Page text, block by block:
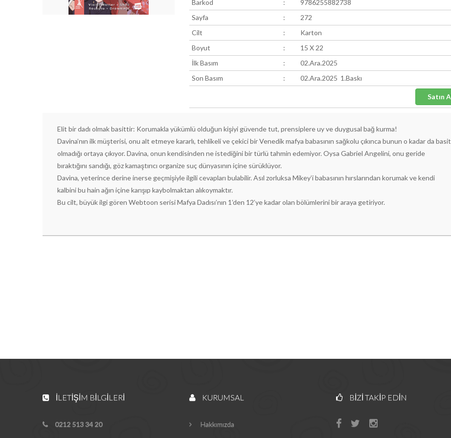
Barkod :
9786255882738
Sayfa
:
272
Cilt
:
Karton
Boyut
:
15 X 22
İlk Basım
:
02.Ara.2025
Son Basım
: 02.Ara.2025 1.Baskı
Elit bir dadı olmak basittir: Korumakla yükümlü olduğun kişiyi güvende tut, prensiplere uy ve duygusal bağ kurma!
Davina’nın ilk müşterisi, onu alt etmeye kararlı, tehlikeli ve çekici bir Venedik mafya babasının sağkolu çıkınca bunun o kadar da basit
olmadığı ortaya çıkıyor. Davina, onun kendisinden ne istediğini bir türlü tahmin edemiyor. Oysa Gabriel Angelini, onu geride
bıraktığını sandığı, göz kamaştırıcı organize suç dünyasının içine sürüklüyor.
Davina, yeterince derine inerse geçmişiyle ilgili cevapları bulabilir. Asıl zorluksa Mikey’i babasının hırslarından korumak ve kendi
kalbini bu hain ağın içine karışıp kaybolmaktan alıkoymaktır.
Bu cilt, büyük ilgi gören Webtoon serisi Mafya Dadısı’nın 1’den 12’ye kadar olan bölümlerini bir araya getiriyor.
İLETIŞIM BILGILERI
0212 513 34 20
KURUMSAL
Hakkımızda
BIZI TAKIP EDIN